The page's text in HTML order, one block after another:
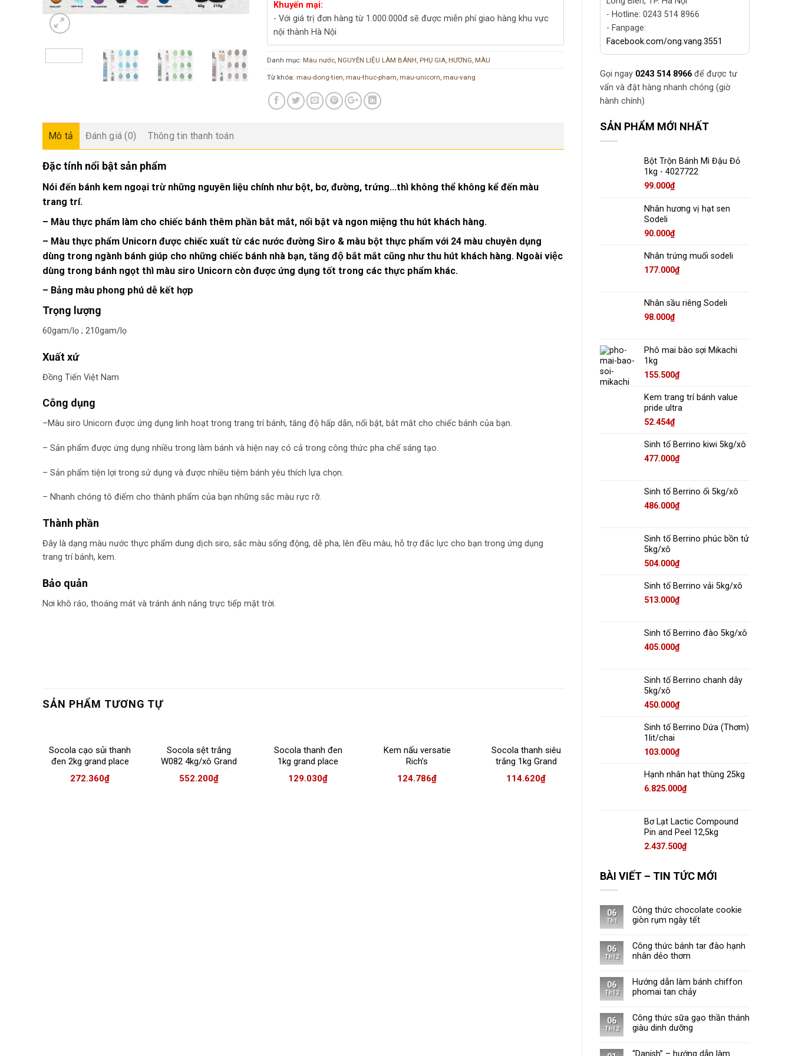
Khuyến mại:
- Với giá trị đơn hàng từ 1.000.000đ sẽ được miễn phí giao hàng khu vực
nội thành Hà Nội
Danh mục:Màu nước ,NGUYÊN LIỆU LÀM BÁNH ,PHỤ GIA, HƯƠNG, MÀU
Từ khóa:mau-dong-tien ,mau-thuc-pham ,mau-unicorn ,mau-vang
Mô tả Đánh giá (0) Thông tin thanh toán
Đặc tính nổi bật sản phẩm
Nói đến bánh kem ngoại trừ những nguyên liệu chính như bột, bơ, đường, trứng…thì không thể không kể đến màu
trang trí.
– Màu thực phẩm làm cho chiếc bánh thêm phần bắt mắt, nổi bật và ngon miệng thu hút khách hàng.
– Màu thực phẩm Unicorn được chiếc xuất từ các nước đường Siro & màu bột thực phẩm với 24 màu chuyên dụng
dùng trong ngành bánh giúp cho những chiếc bánh nhà bạn, tăng độ bắt mắt cũng như thu hút khách hàng. Ngoài việc
dùng trong bánh ngọt thì màu siro Unicorn còn được ứng dụng tốt trong các thực phẩm khác.
– Bảng màu phong phú dễ kết hợp
Trọng lượng
60gam/lọ ; 210gam/lọ
Xuất xứ
Đồng Tiến Việt Nam
Công dụng
–Màu siro Unicorn được ứng dụng linh hoạt trong trang trí bánh, tăng độ hấp dẫn, nổi bật, bắt mắt cho chiếc bánh của bạn.
– Sản phẩm được ứng dụng nhiều trong làm bánh và hiện nay có cả trong công thức pha chế sáng tạo.
– Sản phẩm tiện lợi trong sử dụng và được nhiều tiệm bánh yêu thích lựa chọn.
– Nhanh chóng tô điểm cho thành phẩm của bạn những sắc màu rực rỡ.
Thành phần
Đây là dạng màu nước thực phẩm dung dịch siro, sắc màu sống động, dễ pha, lên đều màu, hỗ trợ đắc lực cho bạn trong ứng dụng
trang trí bánh, kem.
Bảo quản
Nơi khô ráo, thoáng mát và tránh ánh nắng trực tiếp mặt trời.
SẢN PHẨM TƯƠNG TỰ
Socola cạo sủi thanh
đen 2kg grand place
(d013)
272.360₫
Socola sệt trắng
W082 4kg/xô Grand
Place – xô thiếc
552.200₫
Socola thanh đen
1kg grand place
(D045)
129.030₫
Kem nấu versatie
Rich’s
124.786₫
Socola thanh siêu
trắng 1kg Grand
place (w023)
114.620₫
Kem trang trí và làm
Rich’s
69.749 ₫
152.000
- Hotline: 0243 514 8966
- Fanpage:
Facebook.com/ong.vang.3551
Gọi ngay 0243 514 8966 để được tư
vấn và đặt hàng nhanh chóng (giờ
hành chính)
SẢN PHẨM MỚI NHẤT
Bột Trộn Bánh Mì Đậu Đỏ
1kg - 4027722
99.000₫
Nhân hương vị hạt sen
Sodeli
90.000₫
Nhân trứng muối sodeli
177.000₫
Nhân sầu riêng Sodeli
98.000₫
Phô mai bào sợi Mikachi
1kg
155.500₫
Kem trang trí bánh value
pride ultra
52.454₫
Sinh tố Berrino kiwi 5kg/xô
477.000₫
Sinh tố Berrino ổi 5kg/xô
486.000₫
Sinh tố Berrino phúc bồn tử
5kg/xô
504.000₫
Sinh tố Berrino vải 5kg/xô
513.000₫
Sinh tố Berrino đào 5kg/xô
405.000₫
Sinh tố Berrino chanh dây
5kg/xô
450.000₫
Sinh tố Berrino Dứa (Thơm)
1lit/chai
103.000₫
Hạnh nhân hạt thùng 25kg
6.825.000₫
Bơ Lạt Lactic Compound
Pin and Peel 12,5kg
2.437.500₫
BÀI VIẾT – TIN TỨC MỚI
06
Th1
Công thức chocolate cookie
giòn rụm ngày tết
06
Th12
Công thức bánh tar đào hạnh
nhân dẻo thơm
06
Th12
Hướng dẫn làm bánh chiffon
phomai tan chảy
06
Th12
Công thức sữa gạo thần thánh
giàu dinh dưỡng